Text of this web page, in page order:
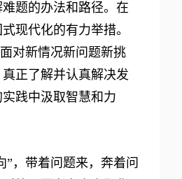
题的办法和路径。在
现代化的有力举措。
对新情况新问题新挑
正了解并认真解决发
践中汲取智慧和力
，带着问题来，奔着问